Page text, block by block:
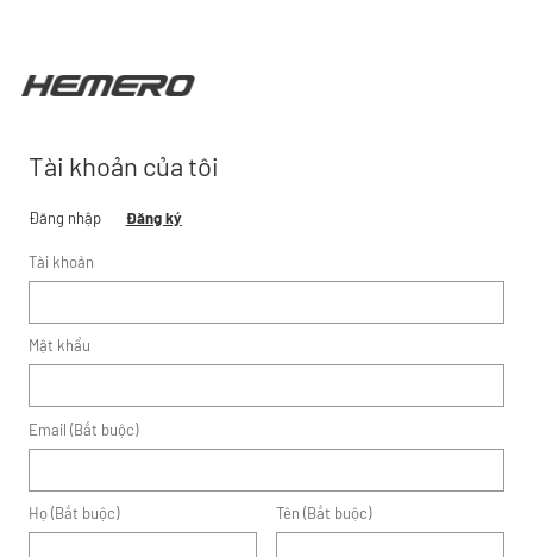
Tài khoản của tôi
Đăng nhập Đăng ký
Tài khoản
Mật khẩu
Email (Bắt buộc)
Họ (Bắt buộc) Tên (Bắt buộc)